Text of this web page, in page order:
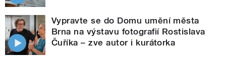
Vypravte se do Domu umění města
Brna na výstavu fotografií Rostislava
Čuříka – zve autor i kurátorka